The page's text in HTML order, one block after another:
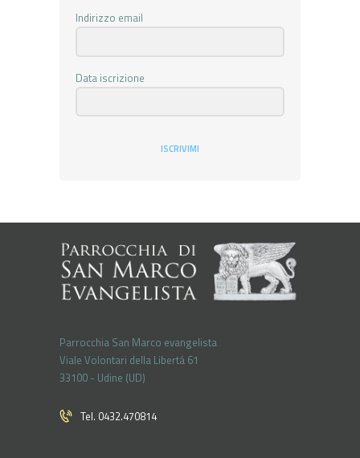
Indirizzo email
Data iscrizione
ISCRIVIMI
Parrocchia San Marco evangelista
Viale Volontari della Libertá 61
33100 - Udine (UD)
Tel. 0432.470814